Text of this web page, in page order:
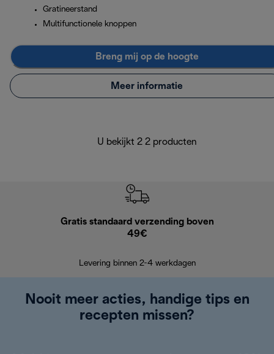
Gratineerstand
Multifunctionele knoppen
Breng mij op de hoogte
Meer informatie
U bekijkt 2 2 producten
Gratis standaard verzending boven
49€
Levering binnen 2-4 werkdagen
Nooit meer acties, handige tips en
recepten missen?